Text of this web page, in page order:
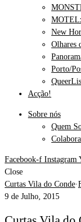
New
Olhares
Porto/
Acção!
Sobre nós
Quem
Facebook-f Instagram
Close
Curtas Vila do Conde·
9 de Julho, 2015